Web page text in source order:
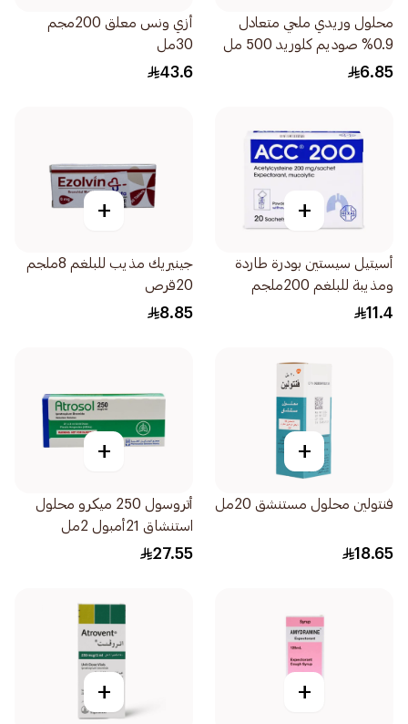
محلول وريدي ملحي متعادل
0.9% صوديم كلوريد 500 مل
6.85
أزي ونس معلق 200مجم
30مل
43.6
+
أسيتيل سيستين بودرة طاردة
ومذيبة للبلغم 200ملجم
20قطعة
11.4
+
جينيريك مذيب للبلغم 8ملجم
20قرص
8.85
+
فنتولين محلول مستنشق 20مل
18.65
+
أتروسول 250 ميكرو محلول
استنشاق 21أمبول 2مل
27.55
+
+